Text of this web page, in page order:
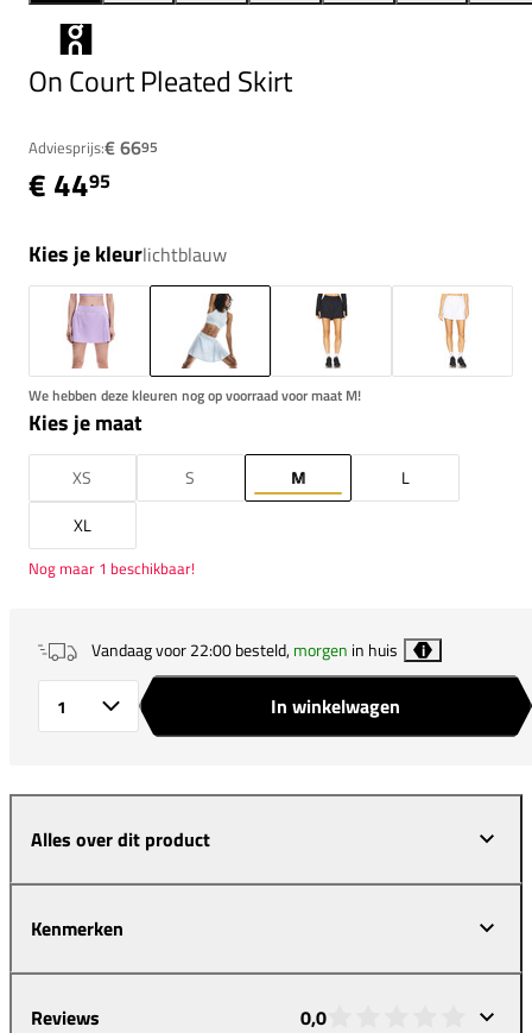
On Court Pleated Skirt
Adviesprijs:€ 6695
€ 4495
Kies je kleurlichtblauw
We hebben deze kleuren nog op voorraad voor maat M!
Kies je maat
XS S M
L
XL
Nog maar 1 beschikbaar!
Vandaag voor 22:00 besteld,morgen in huis i
In winkelwagen
Alles over dit product
Kenmerken
Reviews 0,0